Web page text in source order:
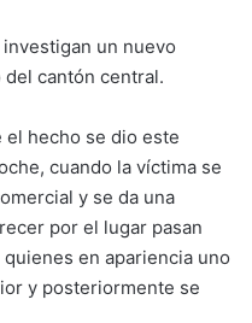
investigan un nuevo
cantón central.
hecho se dio este
cuando la víctima se
y se da una
por el lugar pasan
en apariencia uno
y posteriormente se